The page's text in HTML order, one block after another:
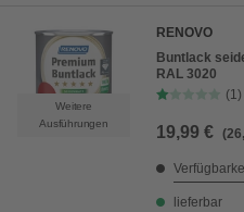
Weitere
Ausführungen
RENOVO
Buntlack
RAL 3020
(1)
19,99 €
lieferbar